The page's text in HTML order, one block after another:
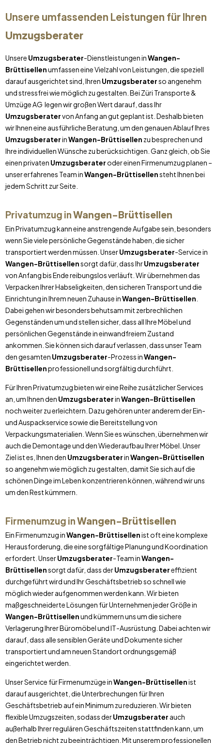
Unsere umfassenden Leistungen für Ihren
Umzugsberater
Unsere Umzugsberater-Dienstleistungen inWangen-
Brüttisellenumfassen eine Vielzahl von Leistungen, die speziell
darauf ausgerichtet sind, Ihren Umzugsberaterso angenehm
und stressfrei wie möglich zu gestalten. Bei Züri Transporte &
Umzüge AG legen wir großen Wert darauf, dass Ihr
Umzugsberatervon Anfang an gut geplant ist. Deshalb bieten
wir Ihnen eine ausführliche Beratung, um den genauen Ablauf Ihres
UmzugsberaterinWangen-Brüttisellen zu besprechen und
Ihre individuellen Wünsche zu berücksichtigen. Ganz gleich, ob Sie
einen privaten Umzugsberateroder einen Firmenumzug planen –
unser erfahrenes Team inWangen-Brüttisellensteht Ihnen bei
jedem Schritt zur Seite.
Privatumzug inWangen-Brüttisellen
Ein Privatumzug kann eine anstrengende Aufgabe sein, besonders
wenn Sie viele persönliche Gegenstände haben, die sicher
transportiert werden müssen. UnserUmzugsberater-Service in
Wangen-Brüttisellensorgt dafür, dass IhrUmzugsberater
von Anfang bis Ende reibungslos verläuft. Wir übernehmen das
Verpacken Ihrer Habseligkeiten, den sicheren Transport und die
Einrichtung in Ihrem neuen Zuhause inWangen-Brüttisellen
Dabei gehen wir besonders behutsam mit zerbrechlichen
Gegenständen um und stellen sicher, dass all Ihre Möbel und
persönlichen Gegenstände in einwandfreiem Zustand
ankommen. Sie können sich darauf verlassen, dass unser Team
den gesamten Umzugsberater-Prozess inWangen-
Brüttisellenprofessionell und sorgfältig durchführt.
Für Ihren Privatumzug bieten wir eine Reihe zusätzlicher Services
an, um Ihnen den UmzugsberaterinWangen-Brüttisellen
noch weiter zu erleichtern. Dazu gehören unter anderem der Ein-
und Auspackservice sowie die Bereitstellung von
Verpackungsmaterialien. Wenn Sie es wünschen, übernehmen wir
auch die Demontage und den Wiederaufbau Ihrer Möbel. Unser
Ziel ist es, Ihnen den UmzugsberaterinWangen-Brüttisellen
so angenehm wie möglich zu gestalten, damit Sie sich auf die
schönen Dinge im Leben konzentrieren können, während wir uns
um den Rest kümmern.
Firmenumzug inWangen-Brüttisellen
Ein Firmenumzug inWangen-Brüttisellenist oft eine komplexe
Herausforderung, die eine sorgfältige Planung und Koordination
erfordert. UnserUmzugsberater-Team inWangen-
Brüttisellensorgt dafür, dass derUmzugsberatereffizient
durchgeführt wird und Ihr Geschäftsbetrieb so schnell wie
möglich wieder aufgenommen werden kann. Wir bieten
maßgeschneiderte Lösungen für Unternehmen jeder Größe in
Wangen-Brüttisellenund kümmern uns um die sichere
Verlagerung Ihrer Büromöbel und IT-Ausrüstung. Dabei achten wir
darauf, dass alle sensiblen Geräte und Dokumente sicher
transportiert und am neuen Standort ordnungsgemäß
eingerichtet werden.
Unser Service für Firmenumzüge inWangen-Brüttisellenist
darauf ausgerichtet, die Unterbrechungen für Ihren
Geschäftsbetrieb auf ein Minimum zu reduzieren. Wir bieten
flexible Umzugszeiten, sodass derUmzugsberater auch
außerhalb Ihrer regulären Geschäftszeiten stattfinden kann, um
den Betrieb nicht zu beeinträchtigen. Mit unserem professionellen